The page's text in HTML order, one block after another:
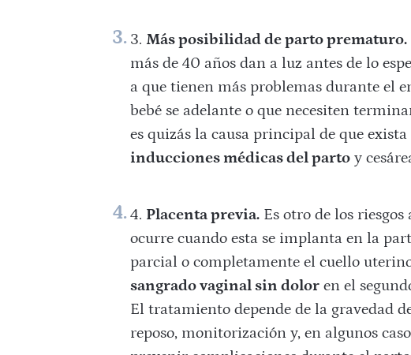
Más posibilidad de parto prematuro.
más de 40 años dan a luz antes de lo
a que tienen más problemas durante el
bebé se adelante o que necesiten
es quizás la causa principal de que
inducciones médicas del parto y
Placenta previa. Es otro de los
ocurre cuando esta se implanta en la
parcial o completamente el cuello
sangrado vaginal sin dolor en el
El tratamiento depende de la gravedad
reposo, monitorización y, en algunos